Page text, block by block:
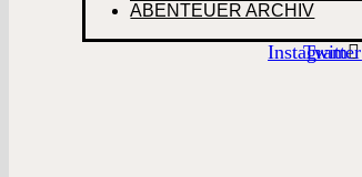
ABENTEUER ARCHIV
Instagram
Twitter